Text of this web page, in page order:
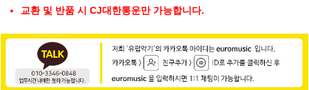
교환 및 반품 시 CJ대한통운만 가능합니다.